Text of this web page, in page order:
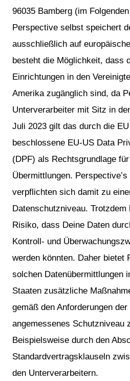
96035 Bamberg (im
Perspective selbst speichert
ausschließlich auf
besteht die Möglichkeit, dass
Einrichtungen in den
Amerika zugänglich sind, da
Unterverarbeiter mit Sitz in
Juli 2023 gilt das durch die
beschlossene EU-US Data
(DPF) als Rechtsgrundlage
Übermittlungen.
verpflichten sich damit zu
Datenschutzniveau.
Risiko, dass Deine Daten
Kontroll- und
werden könnten. Daher bietet
solchen Datenübermittlungen
Staaten zusätzliche
gemäß den Anforderungen
angemessenes Schutzniveau
Beispielsweise durch den
Standardvertragsklauseln
den Unterverarbeitern.